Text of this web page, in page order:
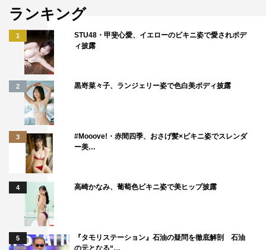
ランキング
1
STU48・甲斐心愛、イエローのビキニ姿で愛されボデ
ィ披露
2 黒嵜菜々子、ランジェリー姿で色白美ボディ披露
3
#Mooove!・赤間四季、おさげ髪×ビキニ姿でスレンダ
ー美…
4 高崎かなみ、葡萄色ビキニ姿で美ヒップ披露
5
『タモリステーション』石油の疑問を徹底解剖 石油
の元となる“…